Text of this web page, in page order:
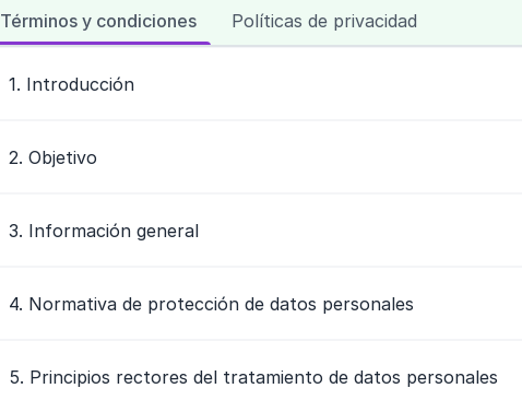
Términos y condiciones Políticas de privacidad
1. Introducción
2. Objetivo
3. Información general
4. Normativa de protección de datos personales
5. Principios rectores del tratamiento de datos personales